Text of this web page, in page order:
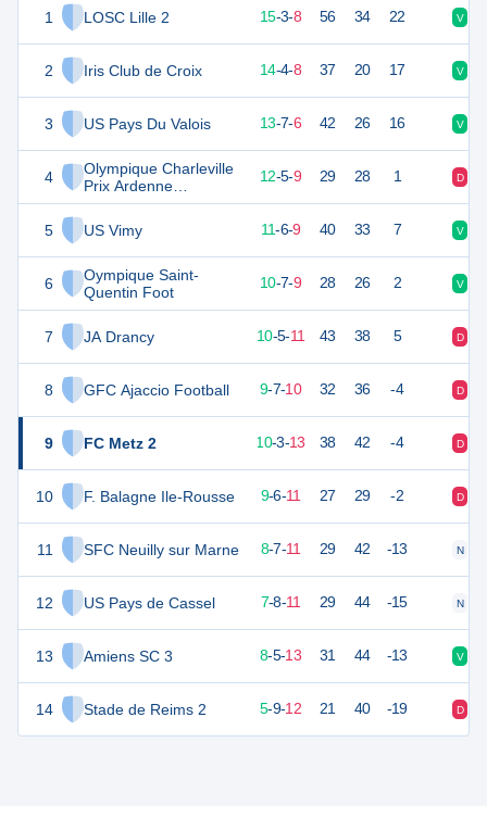
1 LOSC Lille 2
2 Iris Club de Croix
3 US Pays Du Valois
4
Olympique Charleville
Prix Ardenne
Métropole
5
US Vimy
6
Oympique Saint-
Quentin Foot
7 JA Drancy
8 GFC Ajaccio Football
9 FC Metz 2
10 F. Balagne Ile-Rousse
11 SFC Neuilly sur Marne
12 US Pays de Cassel
13 Amiens SC 3
14 Stade de Reims 2
15-3-8 56 34 22 V
46 14-4-8 37 20 17 V
45 13-7-6 42 26 16 V
40 26 12-5-9 29 28 1 D
11-6-9 40 33 7 V
37 10-7-9 28 26 2 V
10-5-11 43 38 5 D
34 26 9-7-10 32 36 -4 D
10-3-13 38 42 -4 D
33 26 9-6-11 27 29 -2 D
31 26 8-7-11 29 42 -13 N
29 7-8-11 29 44 -15 N
8-5-13 31 44 -13 V
20 5-9-12 21 40 -19 D